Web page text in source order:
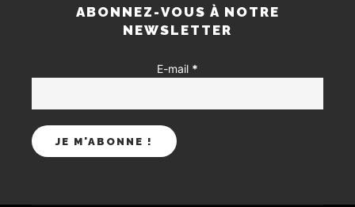
ABONNEZ-VOUS À NOTRE
NEWSLETTER
E-mail *